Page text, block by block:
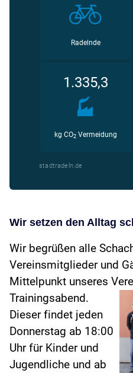
Wir setzen den Alltag
Wir begrüßen alle
Vereinsmitglieder und
Mittelpunkt unseres
Trainingsabend.
Dieser findet jeden
Donnerstag ab 18:00
Uhr für Kinder und
Jugendliche und ab